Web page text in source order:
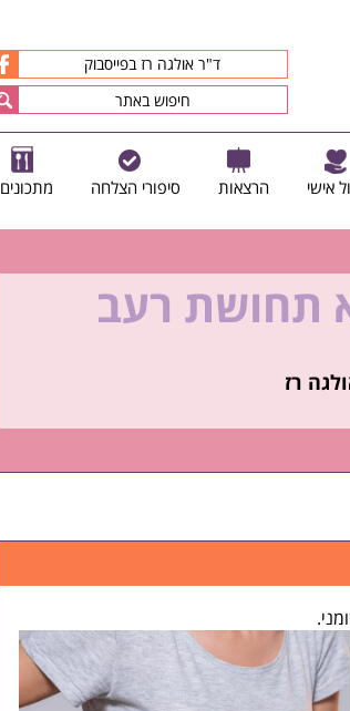
ד"ר אולגה רז בפייסבוק
אישי הרצאות סיפורי הצלחה מתכונים
שאחריו!
תחושת רעב
רז